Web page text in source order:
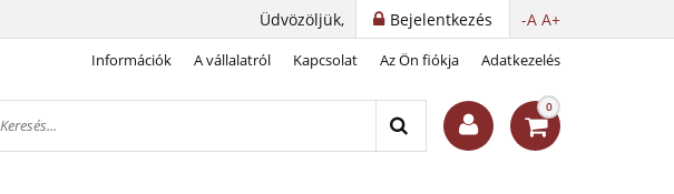
-A A+
Bejelentkezés
Üdvözöljük,
Információk A vállalatról Kapcsolat Az Ön fiókja Adatkezelés
0
különleges ékszerszett